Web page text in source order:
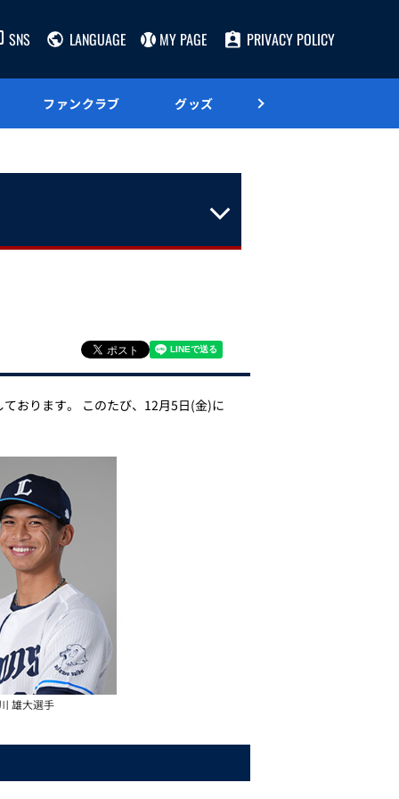
SNS LANGUAGE MY PAGE PRIVACY POLICY
ファンクラブ グッズ
おります。 このたび、12月5日(金)に
雄大選手